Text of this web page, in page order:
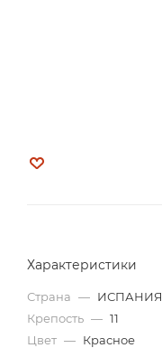
Характеристики
Страна — ИСПАНИЯ
Крепость — 11
Цвет — Красное